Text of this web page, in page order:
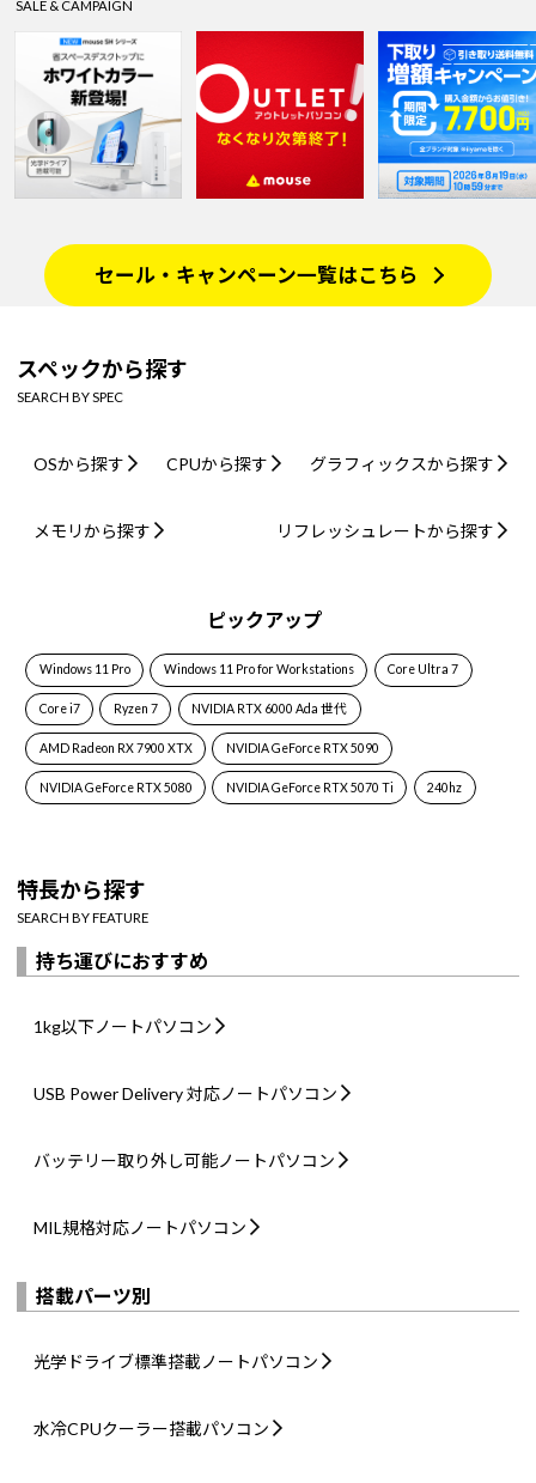
SALE & CAMPAIGN
セール・キャンペーン一覧はこちら
スペックから探す
SEARCH BY SPEC
OSから探す CPUから探す グラフィックスから探す
メモリから探す リフレッシュレートから探す
ピックアップ
Windows 11 Pro Windows 11 Pro for Workstations Core Ultra 7
Core i7 Ryzen 7 NVIDIA RTX 6000 Ada 世代
AMD Radeon RX 7900 XTX NVIDIA GeForce RTX 5090
NVIDIA GeForce RTX 5080 NVIDIA GeForce RTX 5070 Ti 240hz
特長から探す
SEARCH BY FEATURE
持ち運びにおすすめ
1kg以下 ノートパソコン
USB Power Delivery 対応ノートパソコン
バッテリー取り外し可能ノートパソコン
MIL規格対応ノートパソコン
搭載パーツ別
光学ドライブ標準搭載ノートパソコン
水冷CPUクーラー搭載パソコン